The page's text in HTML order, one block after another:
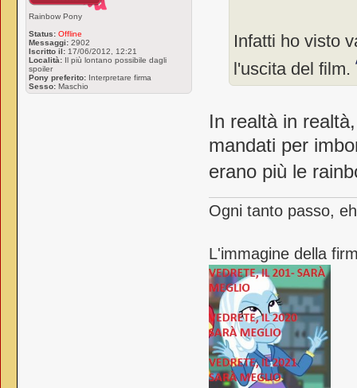
Infatti ho visto
l'uscita del film.
In realtà in
mandati per
erano più le
Ogni tanto passo, eh
L'immagine della
Rainbow Pony
Status: Offline
Messaggi: 2902
Iscritto il: 17/06/2012, 12:21
Località: Il più lontano possibile dagli
spoiler
Pony preferito: Interpretare firma
Sesso: Maschio